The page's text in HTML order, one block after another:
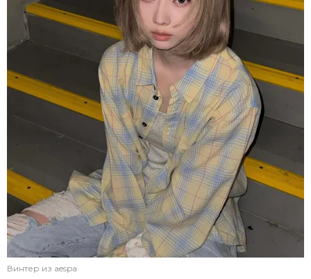
Винтер из aespa